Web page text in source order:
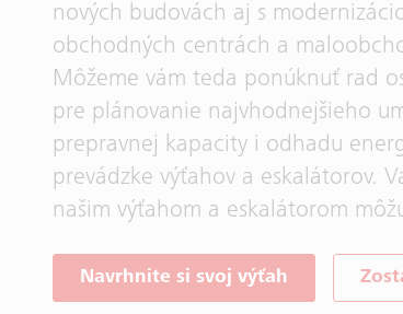
nových budovách aj s
obchodných centrách a
Môžeme vám teda ponúknuť rad
pre plánovanie najvhodnejšieho
prepravnej kapacity i odhadu
prevádzke výťahov a eskalátorov.
našim výťahom a eskalátorom
Navrhnite si svoj výťah